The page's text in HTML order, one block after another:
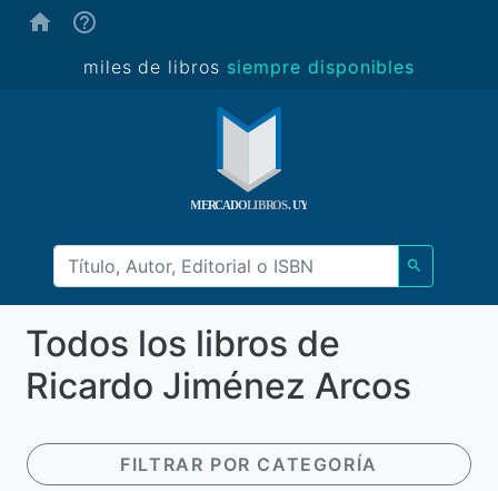
miles de libros siempre disponibles
Todos los libros de
Ricardo Jiménez Arcos
FILTRAR POR CATEGORÍA